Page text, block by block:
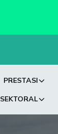
PRESTASI
SEKTORAL